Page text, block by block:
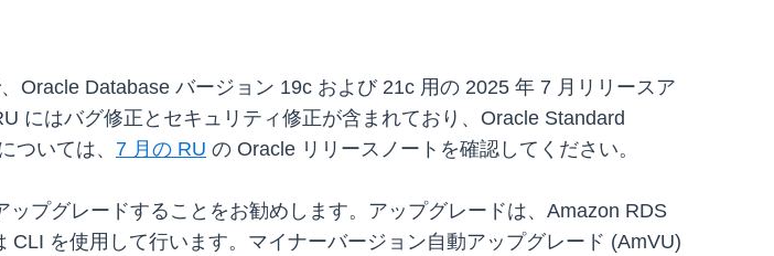
Oracle Database バージョン 19c および 21c 用の 2025 年 7 月リリースア
にはバグ修正とセキュリティ修正が含まれており、Oracle Standard
ついては、 7 月の RU の Oracle リリースノートを確認してください。
プグレードすることをお勧めします。アップグレードは、Amazon RDS
を使用して行います。マイナーバージョン自動アップグレード (AmVU)